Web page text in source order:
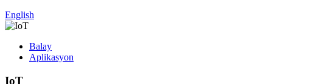
English
Balay
Aplikasyon
IoT